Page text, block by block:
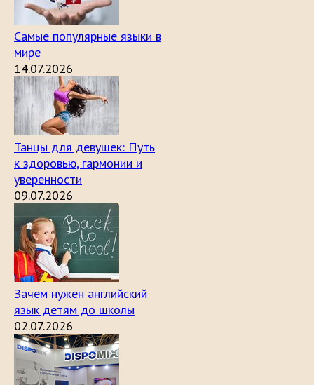
Самые популярные языки в
мире
14.07.2026
Танцы для девушек: Путь
к здоровью, гармонии и
уверенности
09.07.2026
Зачем нужен английский
язык детям до школы
02.07.2026